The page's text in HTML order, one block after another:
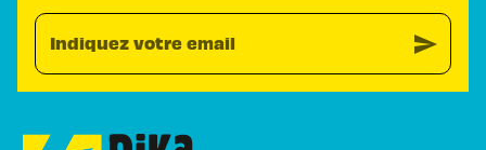
Indiquez votre email send